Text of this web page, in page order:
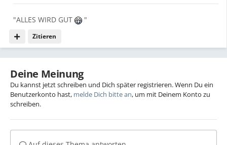
Zitieren
"ALLES WIRD GUT "
Deine Meinung
Du kannst jetzt schreiben und Dich später registrieren. Wenn Du ein
Benutzerkonto hast, melde Dich bitte an, um mit Deinem Konto zu
schreiben.